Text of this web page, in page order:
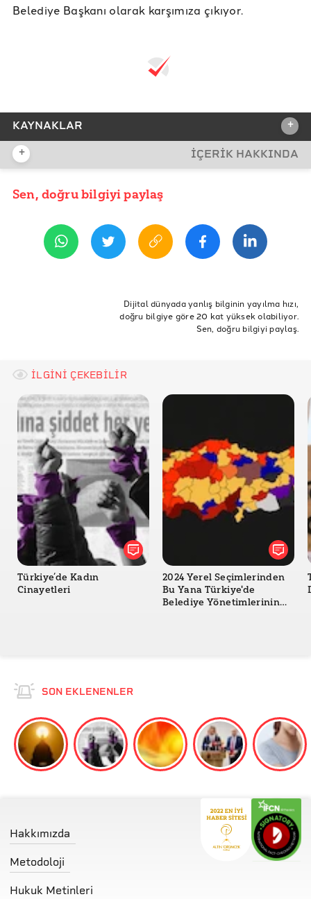
Belediye Başkanı olarak karşımıza çıkıyor.
KAYNAKLAR +
REFERANSLAR
Anka Haber Ajansı Verileri, Gazete Duvar
YSK Başkanı Sadi Güven’in Açıklaması
Doğruluk Payı: Yerel Seçimlerde Oy Farkları
+ İÇERİK HAKKINDA
YAYIN TARİHİ
Başkan İstanbul
Yerel Seçim
Ekrem
İmamoğlu
Sen, doğru bilgiyi paylaş
Dijital dünyada yanlış bilginin yayılma hızı,
doğru bilgiye göre 20 kat yüksek olabiliyor.
Sen, doğru bilgiyi paylaş.
İLGİNİ ÇEKEBİLİR
Türkiye’de Kadın
Cinayetleri
2024 Yerel Seçimlerinden
Bu Yana Türkiye'de
Belediye Yönetimlerinin
SON EKLENENLER
Hakkımızda
Metodoloji
Hukuk Metinleri